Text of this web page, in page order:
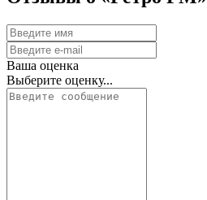
Ваша оценка
Выберите оценку...